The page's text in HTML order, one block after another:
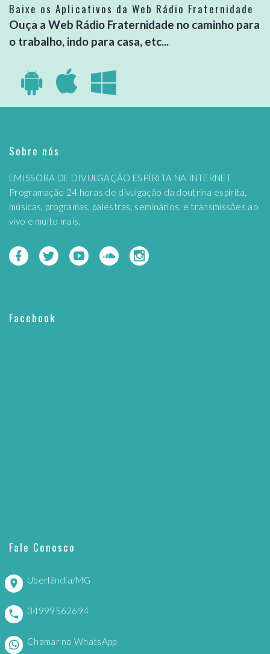
Baixe os Aplicativos da Web Rádio Fraternidade
Ouça a Web Rádio Fraternidade no caminho para
o trabalho, indo para casa, etc...
Sobre nós
EMISSORA DE DIVULGAÇÃO ESPÍRITA NA INTERNET
Programação 24 horas de divulgação da doutrina espírita,
músicas, programas, palestras, seminários, e transmissões ao
vivo e muito mais.
Facebook
Fale Conosco
Uberlândia/MG
34999562694
Chamar no WhatsApp